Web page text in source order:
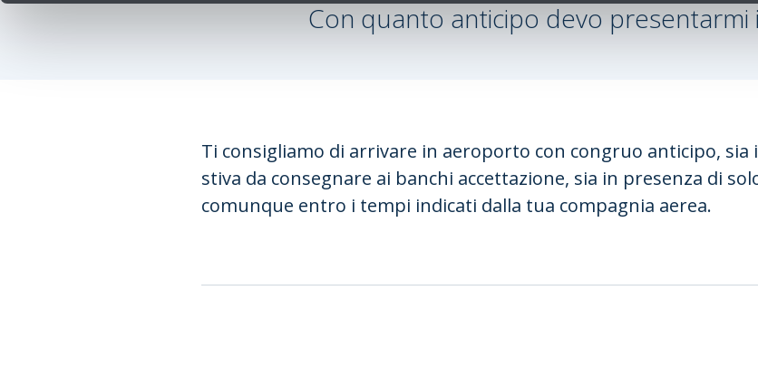
Con quanto anticipo devo
Ti consigliamo di arrivare in aeroporto con congruo anticipo, sia
stiva da consegnare ai banchi accettazione, sia in presenza di
comunque entro i tempi indicati dalla tua compagnia aerea.